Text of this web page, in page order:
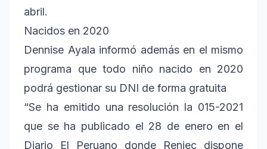
abril.
Nacidos en 2020
Dennise Ayala informó además en el mismo
programa que todo niño nacido en 2020
podrá gestionar su DNI de forma gratuita
“Se ha emitido una resolución la 015-2021
que se ha publicado el 28 de enero en el
Diario El Peruano donde Reniec dispone